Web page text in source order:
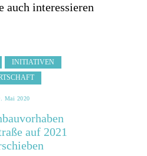
auch interessieren
INITIATIVEN
Mai 2020
auf 2021